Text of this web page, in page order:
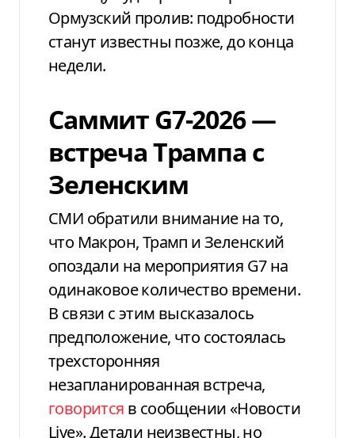
Ормузский пролив: подробности
станут известны позже, до конца
недели.
Саммит G7-2026 —
встреча Трампа с
Зеленским
СМИ обратили внимание на то,
что Макрон, Трамп и Зеленский
опоздали на мероприятия G7 на
одинаковое количество времени.
В связи с этим высказалось
предположение, что состоялась
трехсторонняя
незапланированная встреча,
говорится в сообщении «Новости
Live». Детали неизвестны, но